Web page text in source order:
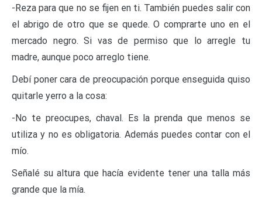
-Reza para que no se fijen en ti. También puedes salir con
el abrigo de otro que se quede. O comprarte uno en el
mercado negro. Si vas de permiso que lo arregle tu
madre, aunque poco arreglo tiene.
Debí poner cara de preocupación porque enseguida quiso
quitarle yerro a la cosa:
-No te preocupes, chaval. Es la prenda que menos se
utiliza y no es obligatoria. Además puedes contar con el
mío.
Señalé su altura que hacía evidente tener una talla más
grande que la mía.